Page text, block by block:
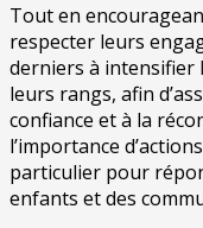
Tout en
respecter leurs
derniers à intensifier
leurs rangs, afin
confiance et à la
l’importance
particulier pour
enfants et des